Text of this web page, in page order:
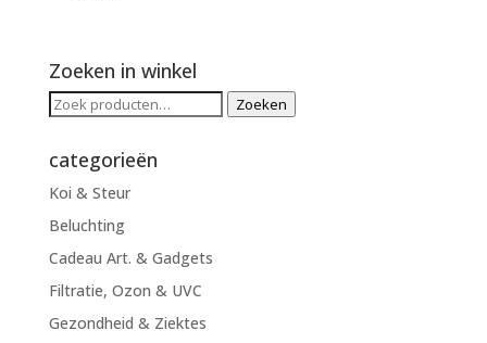
Zoeken in winkel
Zoeken
Zoeken
categorieën
Koi & Steur
Beluchting
Cadeau Art. & Gadgets
Filtratie, Ozon & UVC
Gezondheid & Ziektes